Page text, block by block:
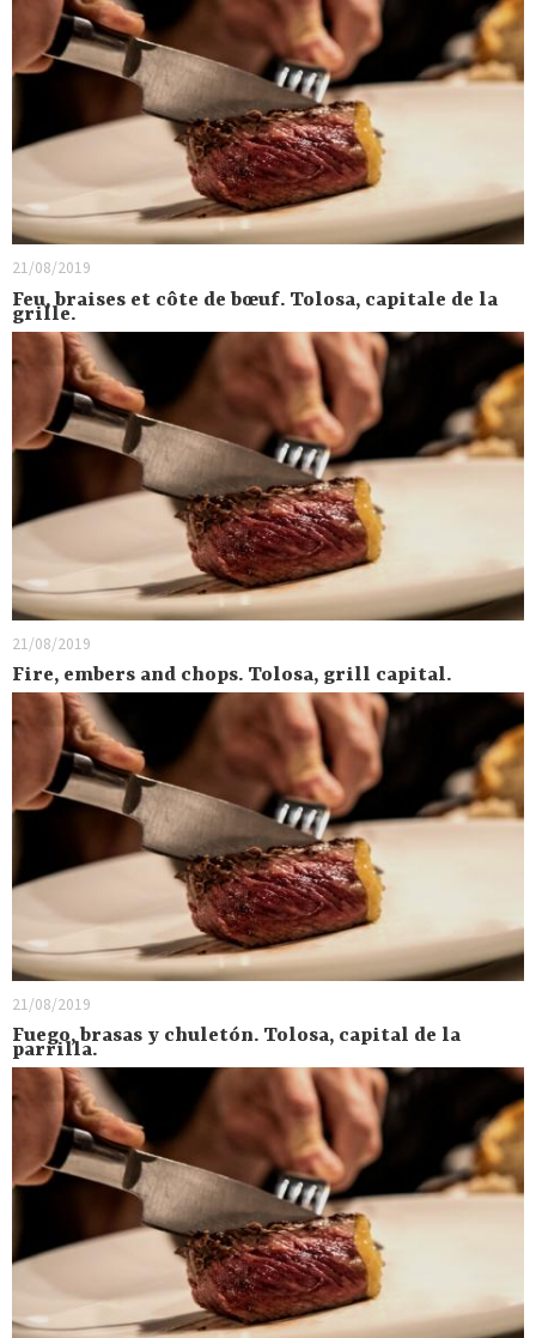
21/08/2019
Feu, braises et côte de bœuf. Tolosa, capitale de la
grille.
21/08/2019
Fire, embers and chops. Tolosa, grill capital.
21/08/2019
Fuego, brasas y chuletón. Tolosa, capital de la
parrilla.